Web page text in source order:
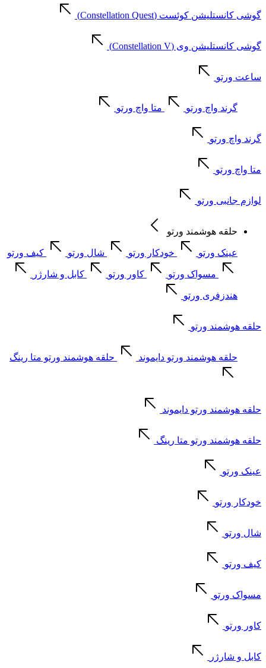
گوشی کانستلیشن کوئست (Constellation Quest)
گوشی کانستلیشن وی (Constellation V)
ساعت ورتو
گرند واچ ورتو متا واچ ورتو
گرند واچ ورتو
متا واچ ورتو
لوازم جانبی ورتو
حلقه هوشمند ورتو
عینک ورتو خودکار ورتو شال ورتو کیف ورتو
مسواک ورتو کاور ورتو کابل و شارژر
هندزفری ورتو
حلقه هوشمند ورتو
حلقه هوشمند ورتو دایموند حلقه هوشمند ورتو متا رینگ
حلقه هوشمند ورتو دایموند
حلقه هوشمند ورتو متا رینگ
عینک ورتو
خودکار ورتو
شال ورتو
کیف ورتو
مسواک ورتو
کاور ورتو
کابل و شارژر